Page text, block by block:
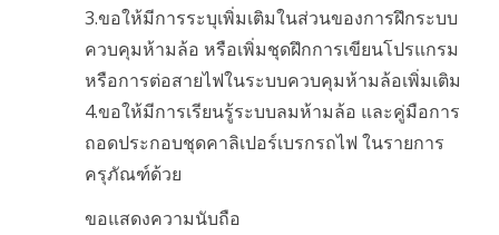
3.ขอให้มีการระบุเพิ่มเติมในส่วนของการฝึกระบบ
ควบคุมห้ามล้อ หรือเพิ่มชุดฝึกการเขียนโปรแกรม
หรือการต่อสายไฟในระบบควบคุมห้ามล้อเพิ่มเติม
4.ขอให้มีการเรียนรู้ระบบลมห้ามล้อ และคู่มือการ
ถอดประกอบชุดคาลิเปอร์เบรกรถไฟ ในรายการ
ครุภัณฑ์ด้วย
ขอแสดงความนับถือ